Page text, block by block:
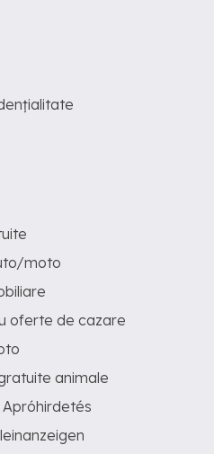
moto
oferte de cazare
animale